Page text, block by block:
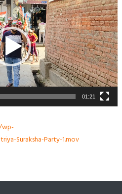
01:21
wp-
Suraksha-Party-1.mov